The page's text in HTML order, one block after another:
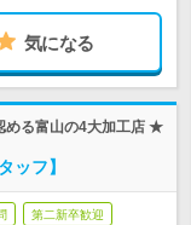
気になる
める富山の4大加工店 ★
ッフ】
第二新卒歓迎